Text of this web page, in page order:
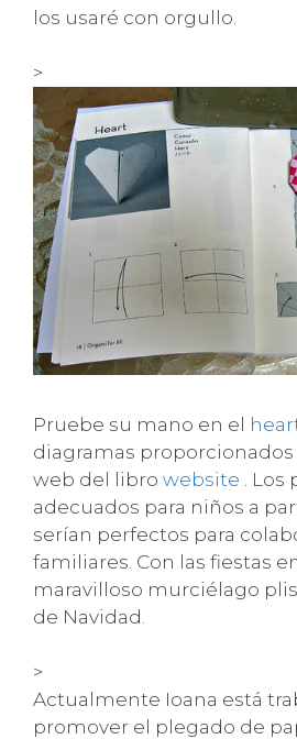
los usaré con orgullo.
>
Pruebe su mano en el
diagramas proporcionados
web del libro website .
adecuados para niños a
serían perfectos para
familiares. Con las fiestas
maravilloso murciélago
de Navidad.
>
Actualmente Ioana está
promover el plegado de